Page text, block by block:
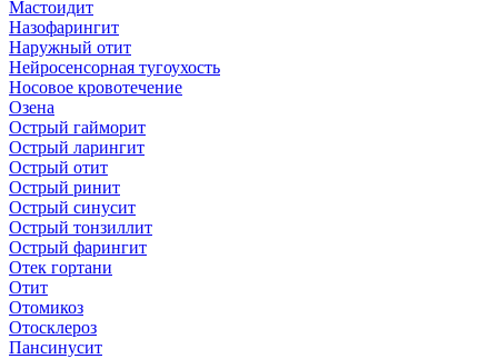
Мастоидит
Назофарингит
Наружный отит
Нейросенсорная тугоухость
Носовое кровотечение
Озена
Острый гайморит
Острый ларингит
Острый отит
Острый ринит
Острый синусит
Острый тонзиллит
Острый фарингит
Отек гортани
Отит
Отомикоз
Отосклероз
Пансинусит